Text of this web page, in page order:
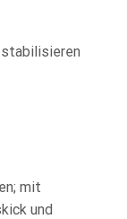
stabilisieren
mit
und